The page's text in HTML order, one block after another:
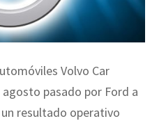
Volvo Car
pasado por Ford a
un resultado operativo